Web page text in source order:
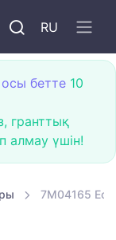
RU
осы бетте 10
гранттық
алмау үшін!
7M04165